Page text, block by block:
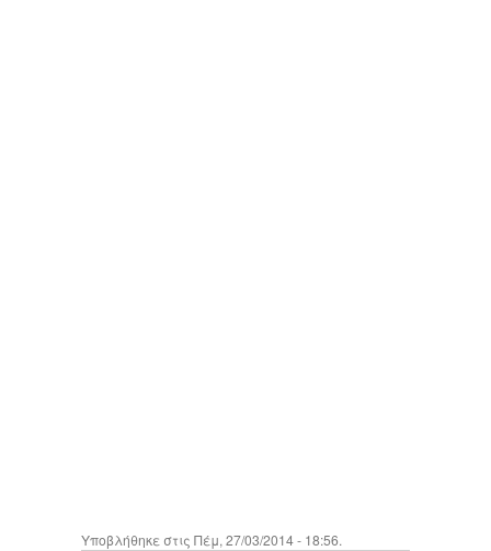
Υποβλήθηκε στις Πέμ, 27/03/2014 - 18:56.